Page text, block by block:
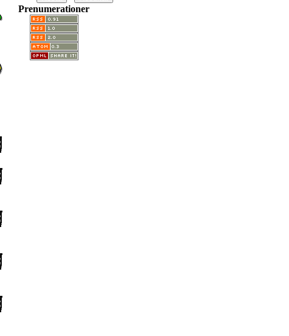
Prenumerationer